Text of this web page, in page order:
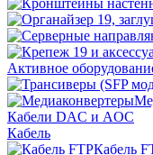
Активное
Кабели DAC и AOC
Кабель
Кабель